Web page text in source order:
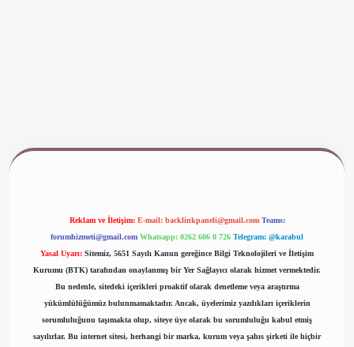
Reklam ve İletişim: E-mail: backlinkpaneli@gmail.com Teams:
forumhizmeti@gmail.com Whatsapp: 0262 606 0 726 Telegram: @karabul
Yasal Uyarı: Sitemiz, 5651 Sayılı Kanun gereğince Bilgi Teknolojileri ve İletişim
Kurumu (BTK) tarafından onaylanmış bir Yer Sağlayıcı olarak hizmet vermektedir.
Bu nedenle, sitedeki içerikleri proaktif olarak denetleme veya araştırma
yükümlülüğümüz bulunmamaktadır. Ancak, üyelerimiz yazdıkları içeriklerin
sorumluluğunu taşımakta olup, siteye üye olarak bu sorumluluğu kabul etmiş
sayılırlar. Bu internet sitesi, herhangi bir marka, kurum veya şahıs şirketi ile hiçbir